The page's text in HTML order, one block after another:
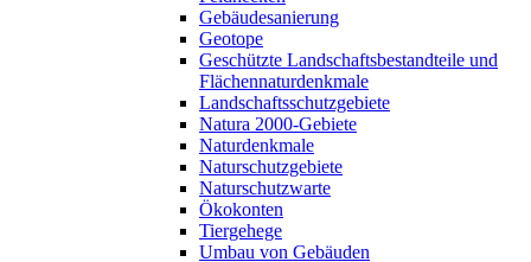
Gebäudesanierung
Geotope
Geschützte Landschaftsbestandteile und
Flächennaturdenkmale
Landschaftsschutzgebiete
Natura 2000-Gebiete
Naturdenkmale
Naturschutzgebiete
Naturschutzwarte
Ökokonten
Tiergehege
Umbau von Gebäuden